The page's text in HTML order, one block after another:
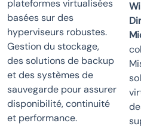
plateformes virtualisées
basées sur des
hyperviseurs robustes.
Gestion du stockage,
des solutions de backup
et des systèmes de
sauvegarde pour assurer
disponibilité, continuité
et performance.